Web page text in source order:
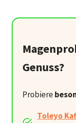
Genuss?
Probiere
Toleyo